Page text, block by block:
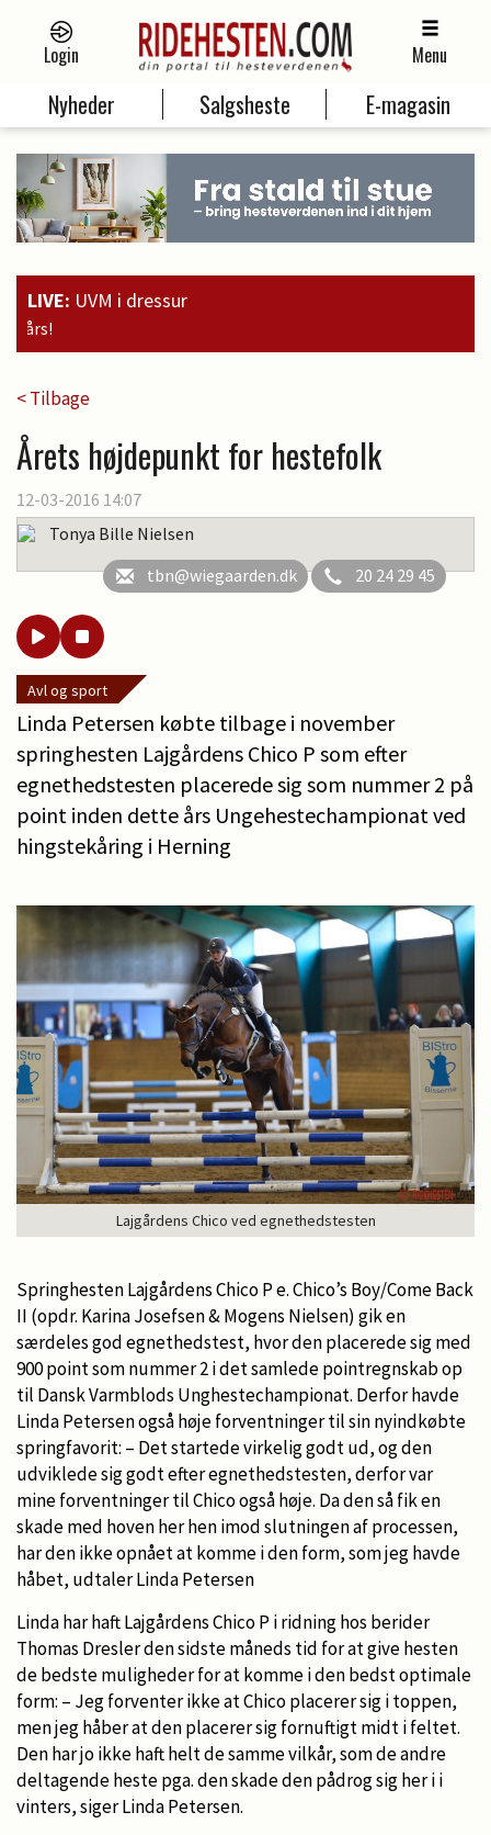
Login Menu
Nyheder Salgsheste E-magasin
LIVE: UVM i dressur
< Tilbage
Årets højdepunkt for hestefolk
12-03-2016 14:07
Tonya Bille Nielsen
tbn@wiegaarden.dk
20 24 29 45
Avl og sport
Linda Petersen købte tilbage i november
springhesten Lajgårdens Chico P som efter
egnethedstesten placerede sig som nummer 2 på
point inden dette års Ungehestechampionat ved
hingstekåring i Herning
Lajgårdens Chico ved egnethedstesten
Springhesten Lajgårdens Chico P e. Chico’s Boy/Come Back
II (opdr. Karina Josefsen & Mogens Nielsen) gik en
særdeles god egnethedstest, hvor den placerede sig med
900 point som nummer 2 i det samlede pointregnskab op
til Dansk Varmblods Unghestechampionat. Derfor havde
Linda Petersen også høje forventninger til sin nyindkøbte
springfavorit: – Det startede virkelig godt ud, og den
udviklede sig godt efter egnethedstesten, derfor var
mine forventninger til Chico også høje. Da den så fik en
skade med hoven her hen imod slutningen af processen,
har den ikke opnået at komme i den form, som jeg havde
håbet, udtaler Linda Petersen
Linda har haft Lajgårdens Chico P i ridning hos berider
Thomas Dresler den sidste måneds tid for at give hesten
de bedste muligheder for at komme i den bedst optimale
form: – Jeg forventer ikke at Chico placerer sig i toppen,
men jeg håber at den placerer sig fornuftigt midt i feltet.
Den har jo ikke haft helt de samme vilkår, som de andre
deltagende heste pga. den skade den pådrog sig her i i
vinters, siger Linda Petersen.